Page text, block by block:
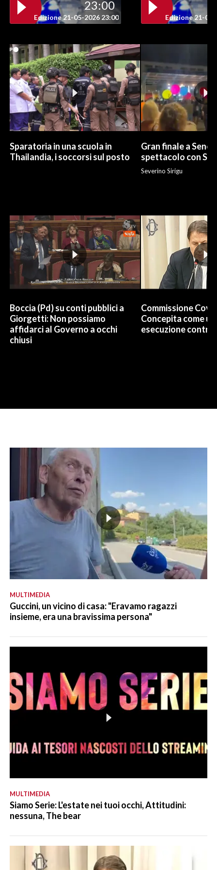
INFO AZIENDE
ANNUNCI
NECROLOGI
PUBBLICITÀ
SPIAGGE
STORE
23:00
Edizione 21-05-2026 23:00 Edizione 21-05-
Sparatoria in una scuola in
Thailandia, i soccorsi sul posto
Gran finale a
spettacolo con
Severino Sirigu
Boccia (Pd) su conti pubblici a
Giorgetti: Non possiamo
affidarci al Governo a occhi
chiusi
Commissione
Concepita come
esecuzione contro
MULTIMEDIA
Guccini, un vicino di casa: "Eravamo ragazzi
insieme, era una bravissima persona"
MULTIMEDIA
Siamo Serie: L'estate nei tuoi occhi, Attitudini:
nessuna, The bear